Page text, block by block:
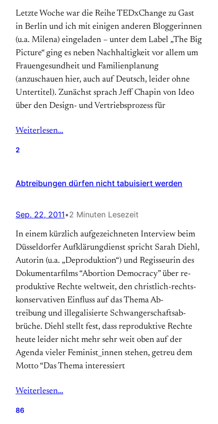
Letzte Woche war die Reihe TEDxChange zu Gast
in Berlin und ich mit einigen anderen Bloggerinnen
(u.a. Milena) eingeladen – unter dem Label „The Big
Picture“ ging es neben Nachhaltigkeit vor allem um
Frauengesundheit und Familien­planung
(anzuschauen hier, auch auf Deutsch, leider ohne
Untertitel). Zunächst sprach Jeff Chapin von Ideo
über den Design- und Vertriebsprozess für
Weiterlesen…
2
Abtreibungen dürfen nicht tabuisiert werden
Sep. 22, 2011•2 Minuten Lesezeit
In einem kürzlich aufgezeichneten Interview beim
Düsseldorfer Aufklärungdienst spricht Sarah Diehl,
Autorin (u.a. „Deproduktion“) und Regisseurin des
Doku­mentar­films “Abortion Democracy” über re­
pro­duktive Rechte weltweit, den christlich-rechts­
konser­vativen Einfluss auf das Thema Ab­
treibung und illegalisierte Schwanger­schafts­ab­
brüche. Diehl stellt fest, dass re­produktive Rechte
heute leider nicht mehr sehr weit oben auf der
Agenda vieler Feminist_innen stehen, getreu dem
Motto “Das Thema interessiert
Weiterlesen…
86